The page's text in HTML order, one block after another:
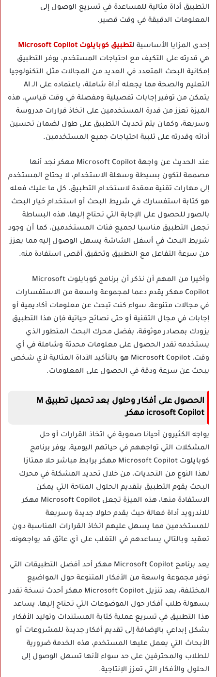
التطبيق أداة مثالية للمساعدة في تسريع الوصول إلى
المعلومات الدقيقة في وقت قصير.
إحدى المزايا الأساسية لتطبيق كوبايلوت Microsoft Copilot
هي قدرته على التكيف مع احتياجات المستخدم، يوفر التطبيق
إمكانية البحث المتعدد في العديد من المجالات مثل التكنولوجيا
التعليم والصحة مما يجعله أداة شاملة، باعتماده على الـ AI
يتمكن من توفير إجابات تفصيلية ومفصلة في وقت قياسي، هذه
الميزة تعزز من قدرة المستخدمين على اتخاذ قرارات مدروسة
وسريعة، وكمان يتم تحديث التطبيق على طول لضمان تحسين
أدائه وقدرته على تلبية احتياجات جميع المستخدمين.
عند الحديث عن واجهة Microsoft Copilot مهكر نجد أنها
مصممة لتكون بسيطة وسهلة الاستخدام، لا يحتاج المستخدم
إلى مهارات تقنية معقدة لاستخدام التطبيق، كل ما عليك فعله
هو كتابة استفسارك في شريط البحث أو استخدام خيار البحث
بالصور للحصول على الإجابة التي تحتاج إليها، هذه البساطة
تجعل التطبيق مناسبا لجميع فئات المستخدمين، كما أن وجود
شريط البحث في أسفل الشاشة يسهل الوصول إليه مما يعزز
من سرعة التفاعل مع التطبيق وتحقيق أقصى استفادة منه.
وأخيرا من المهم أن نذكر أن برنامج كوبايلوت Microsoft
Copilot مهكر يقدم دعما لمجموعة واسعة من الاستفسارات
في مجالات متنوعة، سواء كنت تبحث عن معلومات أكاديمية أو
إجابات في مجال التقنية أو حتى نصائح حياتية فإن هذا التطبيق
يزودك بمصادر موثوقة، بفضل محرك البحث المتطور الذي
يستخدمه تقدر الحصول على معلومات محدثة وشاملة في أي
وقت، Microsoft Copilot هو بالتأكيد الأداة المثالية لأي شخص
يبحث عن سرعة ودقة في الحصول على المعلومات.
الحصول على أفكار وحلول بعد تحميل تطبيق M​​
icrosoft Copilot مهكر
يواجه الكثيرون أحيانا صعوبة في اتخاذ القرارات أو حل
المشكلات التي تواجههم في حياتهم اليومية، يوفر برنامج
كوبايلوت Microsoft Copilot مهكر برابط مباشر حلا ممتازا
لهذا النوع من التحديات، من خلال تحديد المشكلة في محرك
البحث يقوم التطبيق بتقديم الحلول المتاحة التي يمكن
الاستفادة منها، هذه الميزة تجعل Microsoft Copilot مهكر
للاندرويد أداة فعالة حيث يقدم حلولا جديدة وسريعة
للمستخدمين مما يسهل عليهم اتخاذ القرارات المناسبة دون
تعقيد وبالتالي يساعدهم في التغلب على أي عائق قد يواجهونه.
يعد برنامج Microsoft Copilot مهكر أحد أفضل التطبيقات التي
توفر مجموعة واسعة من الأفكار المتنوعة حول المواضيع
المختلفة، بعد تنزيل Microsoft Copilot مهكر أحدث نسخة تقدر
بسهولة طلب أفكار حول الموضوعات التي تحتاج إليها، يساعد
هذا التطبيق في تسريع عملية كتابة المستندات وتوليد الأفكار
بشكل إبداعي بالإضافة إلى تقديم أفكار جديدة للمشروعات أو
الأبحاث التي يعمل عليها المستخدم، هذه الخدمة ضرورية
للطلاب والمحترفين على حد سواء لأنها تسهل الوصول إلى
الحلول والأفكار التي تعزز الإنتاجية.